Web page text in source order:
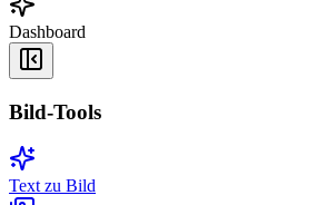
Dashboard
Bild-Tools
Text zu Bild